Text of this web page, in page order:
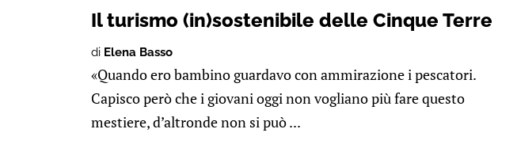
Il turismo (in)sostenibile delle Cinque Terre
di Elena Basso
«Quando ero bambino guardavo con ammirazione i pescatori.
Capisco però che i giovani oggi non vogliano più fare questo
mestiere, d’altronde non si può ...